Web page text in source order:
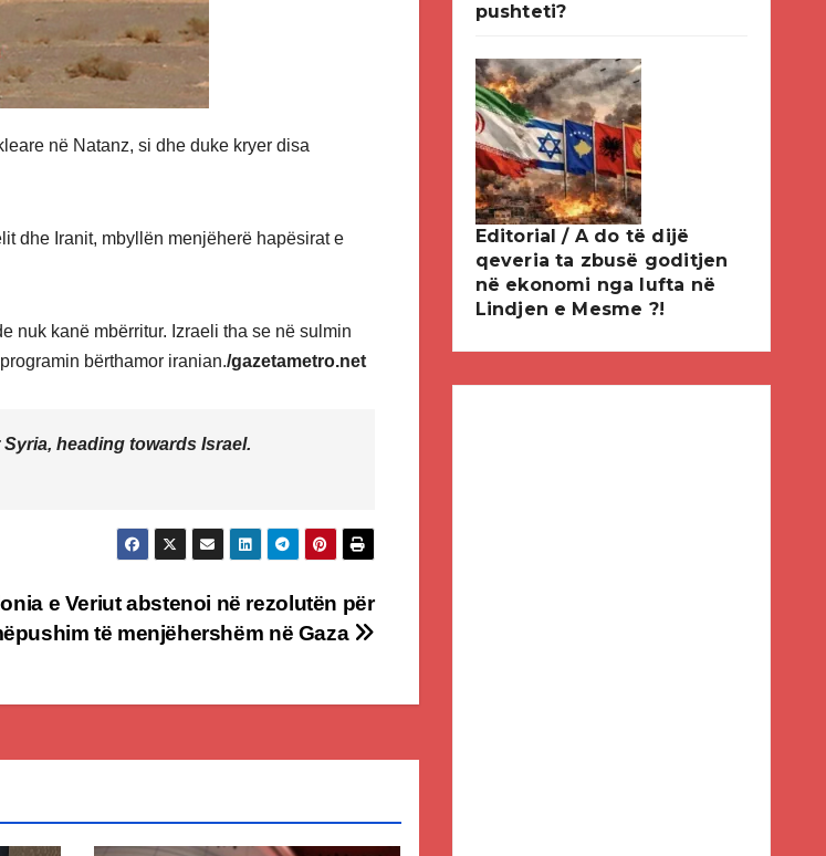
në Natanz, si dhe duke kryer disa
dhe Iranit, mbyllën menjëherë hapësirat e
nuk kanë mbërritur. Izraeli tha se në sulmin
bërthamor iranian./gazetametro.net
heading towards Israel.
e Veriut abstenoi në rezolutën për
të menjëhershëm në Gaza
pushteti?
Editorial / A do të dijë
qeveria ta zbusë goditjen
në ekonomi nga lufta në
Lindjen e Mesme ?!